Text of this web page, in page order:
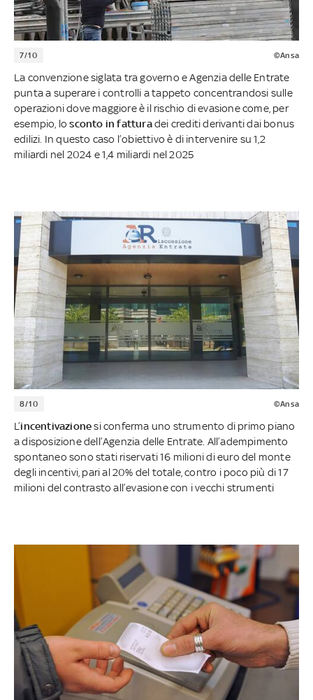
7/10 ©Ansa
La convenzione siglata tra governo e Agenzia delle Entrate
punta a superare i controlli a tappeto concentrandosi sulle
operazioni dove maggiore è il rischio di evasione come, per
esempio, lo sconto in fatturadei crediti derivanti dai bonus
edilizi. In questo caso l’obiettivo è di intervenire su 1,2
miliardi nel 2024 e 1,4 miliardi nel 2025
8/10 ©Ansa
L’incentivazionesi conferma uno strumento di primo piano
a disposizione dell’Agenzia delle Entrate. All’adempimento
spontaneo sono stati riservati 16 milioni di euro del monte
degli incentivi, pari al 20% del totale, contro i poco più di 17
milioni del contrasto all’evasione con i vecchi strumenti